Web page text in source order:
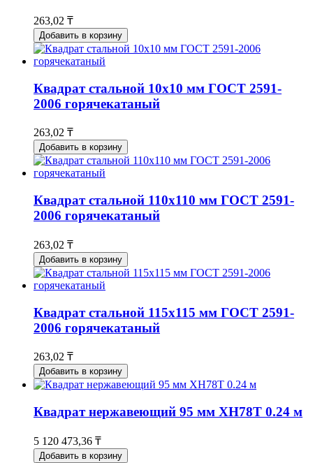
263,02 ₸
Добавить в корзину
Квадрат стальной 10x10 мм ГОСТ 2591-
2006 горячекатаный
263,02 ₸
Добавить в корзину
Квадрат стальной 110x110 мм ГОСТ 2591-
2006 горячекатаный
263,02 ₸
Добавить в корзину
Квадрат стальной 115x115 мм ГОСТ 2591-
2006 горячекатаный
263,02 ₸
Добавить в корзину
Квадрат нержавеющий 95 мм ХН78Т 0.24 м
5 120 473,36 ₸
Добавить в корзину